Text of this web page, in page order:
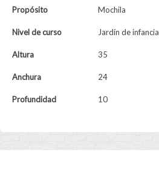
Propósito Mochila
Nivel de curso Jardín de infancia
Altura 35
Anchura 24
Profundidad 10